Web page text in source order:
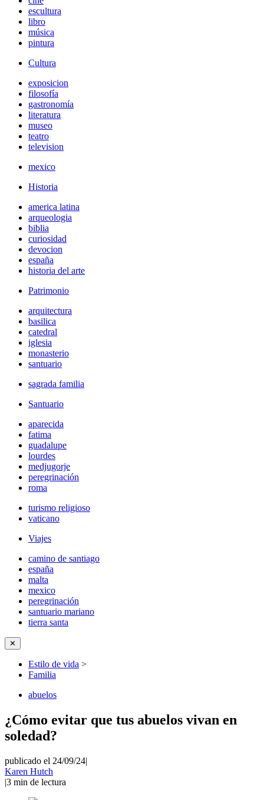
escultura
libro
música
pintura
Cultura
exposicion
filosofía
gastronomía
literatura
museo
teatro
television
mexico
Historia
america latina
arqueologia
biblia
curiosidad
devocion
españa
historia del arte
Patrimonio
arquitectura
basilica
catedral
iglesia
monasterio
santuario
sagrada familia
Santuario
aparecida
fatima
guadalupe
lourdes
medjugorje
peregrinación
roma
turismo religioso
vaticano
Viajes
camino de santiago
españa
malta
mexico
peregrinación
santuario mariano
tierra santa
✕
Estilo de vida >
Familia
abuelos
¿Cómo evitar que tus abuelos vivan en
soledad?
publicado el 24/09/24|
Karen Hutch
|3 min de lectura